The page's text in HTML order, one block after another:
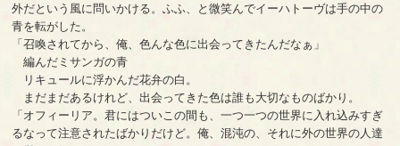
外だという風に問いかける。ふふ、と微笑んでイーハトーヴは手の中の
青を転がした。
「召喚されてから、俺、色んな色に出会ってきたんだなぁ」
編んだミサンガの青
リキュールに浮かんだ花弁の白。
まだまだあるけれど、出会ってきた色は誰も大切なものばかり。
「オフィーリア。君にはついこの間も、一つ一つの世界に入れ込みすぎ
るなって注意されたばかりだけど。俺、混沌の、それに外の世界の人達